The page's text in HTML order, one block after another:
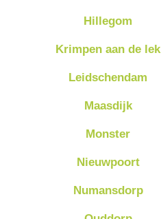
Hillegom
Krimpen aan de lek
Leidschendam
Maasdijk
Monster
Nieuwpoort
Numansdorp